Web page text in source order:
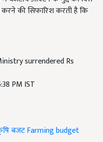
की सिफारिश करती है कि
surrendered Rs
PM IST
बजटFarming budget